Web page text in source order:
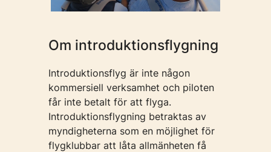
Om introduktionsflygning
Introduktionsflyg är inte någon
kommersiell verksamhet och piloten
får inte betalt för att flyga.
Introduktionsflygning betraktas av
myndigheterna som en möjlighet för
flygklubbar att låta allmänheten få